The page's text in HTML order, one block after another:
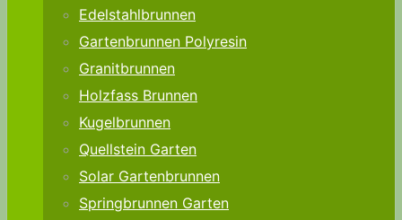
Edelstahlbrunnen
Gartenbrunnen Polyresin
Granitbrunnen
Holzfass Brunnen
Kugelbrunnen
Quellstein Garten
Solar Gartenbrunnen
Springbrunnen Garten